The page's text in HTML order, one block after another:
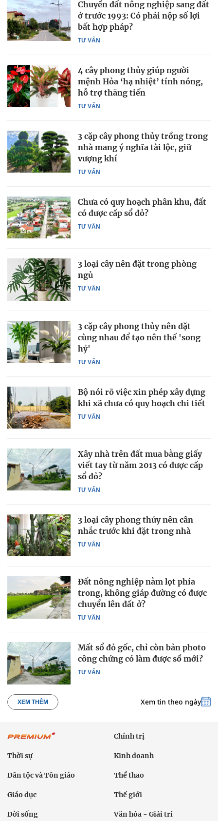
TƯ VẤN
Chuyển đất nông nghiệp sang đất
ở trước 1993: Có phải nộp số lợi
bất hợp pháp?
TƯ VẤN
4 cây phong thủy giúp người
mệnh Hỏa ‘hạ nhiệt’ tính nóng,
hỗ trợ thăng tiến
TƯ VẤN
3 cặp cây phong thủy trồng trong
nhà mang ý nghĩa tài lộc, giữ
vượng khí
TƯ VẤN
Chưa có quy hoạch phân khu, đất
có được cấp sổ đỏ?
TƯ VẤN
3 loại cây nên đặt trong phòng
ngủ
TƯ VẤN
3 cặp cây phong thủy nên đặt
cùng nhau để tạo nên thế 'song
hỷ'
TƯ VẤN
Bộ nói rõ việc xin phép xây dựng
khi xã chưa có quy hoạch chi tiết
TƯ VẤN
Xây nhà trên đất mua bằng giấy
viết tay từ năm 2013 có được cấp
sổ đỏ?
TƯ VẤN
3 loại cây phong thủy nên cân
nhắc trước khi đặt trong nhà
TƯ VẤN
Đất nông nghiệp nằm lọt phía
trong, không giáp đường có được
chuyển lên đất ở?
TƯ VẤN
Mất sổ đỏ gốc, chỉ còn bản photo
công chứng có làm được sổ mới?
XEM THÊM Xem tin theo ngày
Chính trị
Thời sự Kinh doanh
Dân tộc và Tôn giáo Thể thao
Giáo dục Thế giới
Đời sống Văn hóa - Giải trí